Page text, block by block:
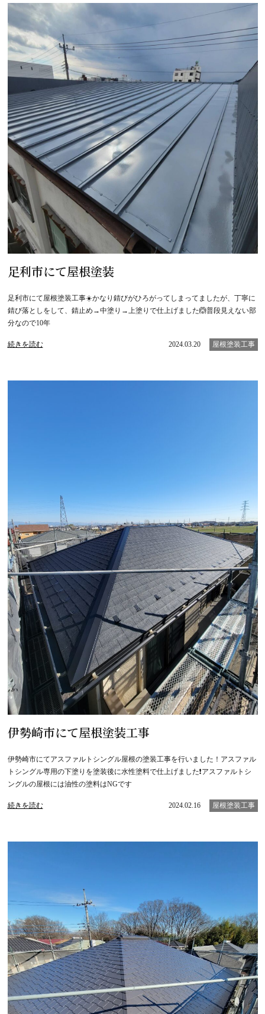
足利市にて屋根塗装
足利市にて屋根塗装工事☀️かなり錆びがひろがってしまってましたが、丁寧に
錆び落としをして、錆止め→中塗り→上塗りで仕上げました🙆普段見えない部
分なので10年
続きを読む 2024.03.20 屋根塗装工事
伊勢崎市にて屋根塗装工事
伊勢崎市にてアスファルトシングル屋根の塗装工事を行いました！アスファル
トシングル専用の下塗りを塗装後に水性塗料で仕上げました❗アスファルトシ
ングルの屋根には油性の塗料はNGです
続きを読む 2024.02.16 屋根塗装工事